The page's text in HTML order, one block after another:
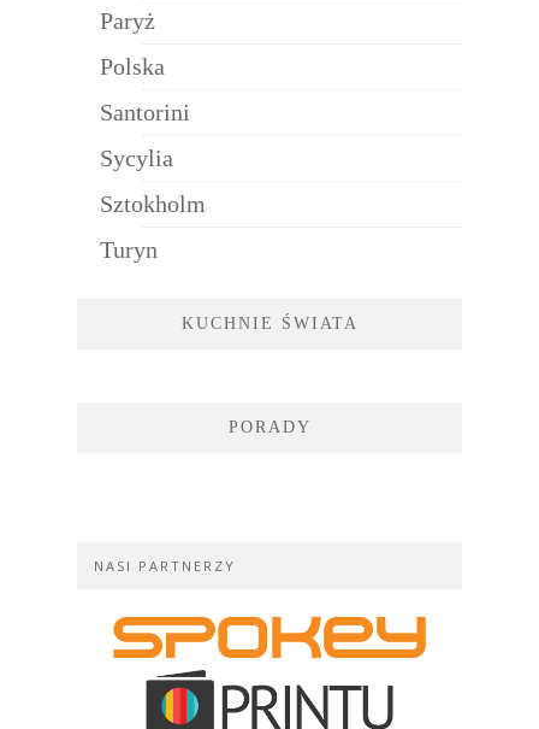
Paryż
Polska
Santorini
Sycylia
Sztokholm
Turyn
KUCHNIE ŚWIATA
PORADY
NASI PARTNERZY